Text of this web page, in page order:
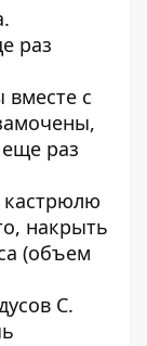
раз
с
раз
кастрюлю
накрыть
(объем
С.